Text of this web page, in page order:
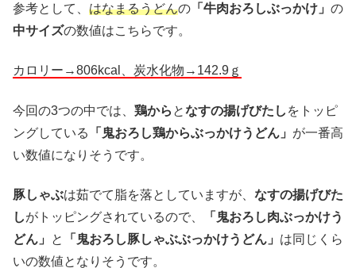
参考として、 はなまるうどんの 「牛肉おろしぶっかけ」 の
中サイズの数値はこちらです。
カロリー→806kcal、炭水化物→142.9ｇ
今回の3つの中では、 鶏から となすの揚げびたし をトッピ
ングしている
「鬼おろし鶏からぶっかけうどん」 が一番高
い数値になりそうです。
豚しゃぶは茹でて脂を落としていますが、 なすの揚げびた
しがトッピングされているので、
「鬼おろし肉ぶっかけう
どん」
と 「鬼おろし豚しゃぶぶっかけうどん」 は同じくら
いの数値となりそうです。